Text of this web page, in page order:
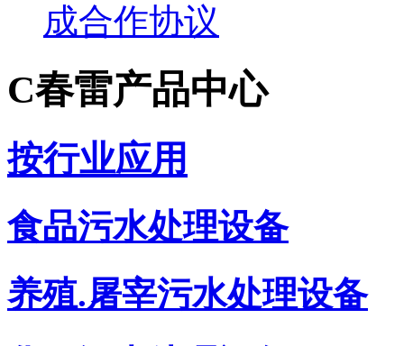
成合作协议
C春雷产品中心
按行业应用
食品污水处理设备
养殖.屠宰污水处理设备